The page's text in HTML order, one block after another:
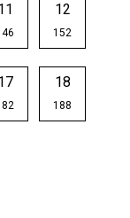
12
152
18
188